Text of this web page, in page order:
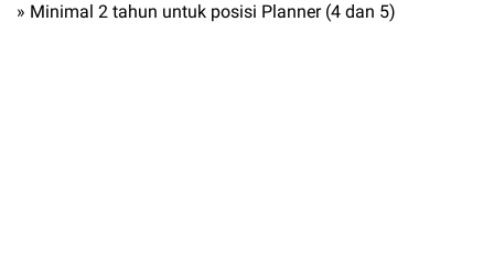
» Minimal 2 tahun untuk posisi Planner (4 dan 5)